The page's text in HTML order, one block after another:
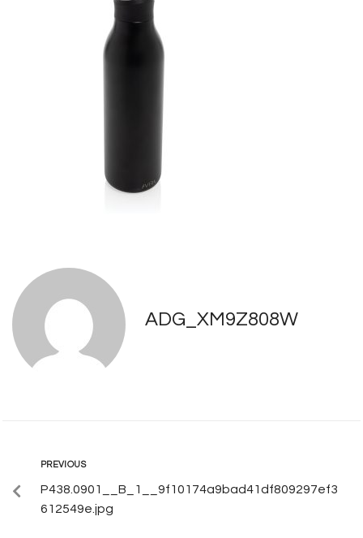
ADG_XM9Z808W
PREVIOUS
P438.0901__B_1__9f10174a9bad41df809297ef3
612549e.jpg